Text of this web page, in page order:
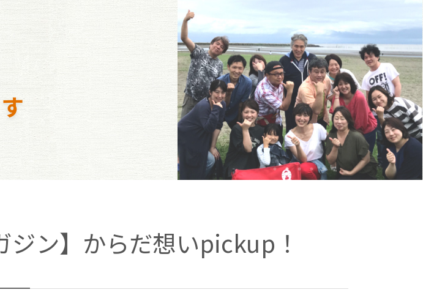
ン】からだ想いpickup！